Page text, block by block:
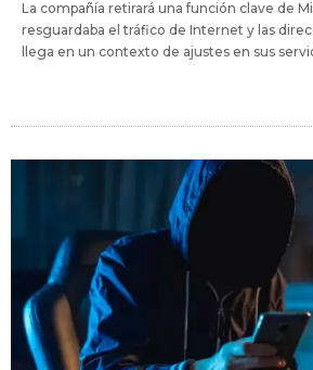
La compañía retirará una función clave de
resguardaba el tráfico de Internet y las
llega en un contexto de ajustes en sus